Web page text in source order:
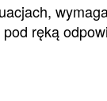
ręką